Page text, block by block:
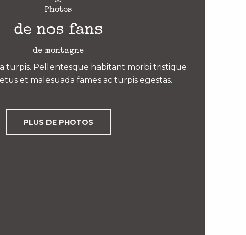
Photos
de nos fans
de montagne
turpis. Pellentesque habitant morbi tristique
et malesuada fames ac turpis egestas.
PLUS DE PHOTOS